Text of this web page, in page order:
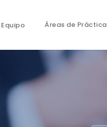
Equipo Áreas de Práctica